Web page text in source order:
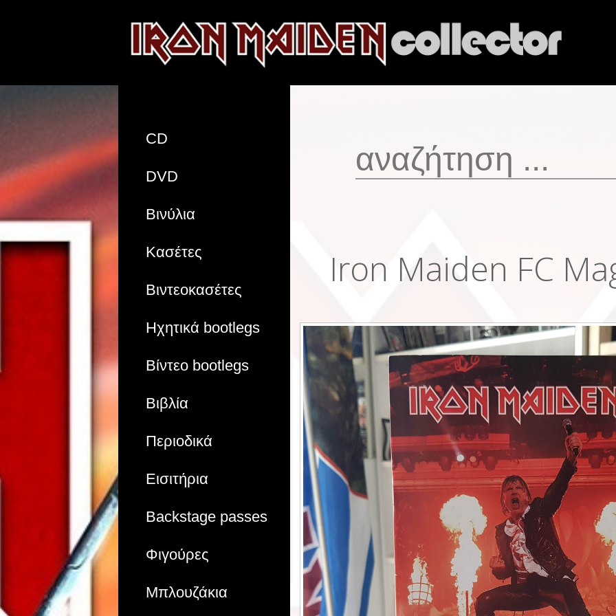
CD
DVD
Βινύλια
Κασέτες
Βιντεοκασέτες
Ηχητικά bootlegs
Βίντεο bootlegs
Βιβλία
Περιοδικά
Εισιτήρια
Backstage passes
Φιγούρες
Μπλουζάκια
Iron Maiden FC